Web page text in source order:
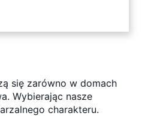
się zarówno w domach
Wybierając nasze
charakteru.